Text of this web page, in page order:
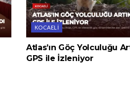
KOCAELI
Atlas’ın Göç Yolculuğu
GPS ile İzleniyor